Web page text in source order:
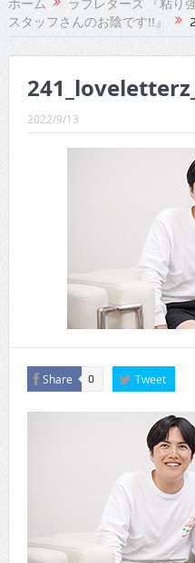
CINEMA×STYLE 291号
CINEMA×STYLE 289号
CINEMA×STYLE 285号
CINEMA×STYLE 294号
ホーム
ラブレターズ 『粘り
スタッフさんのお陰です!!』
2022/9/13
Share 0 Tweet